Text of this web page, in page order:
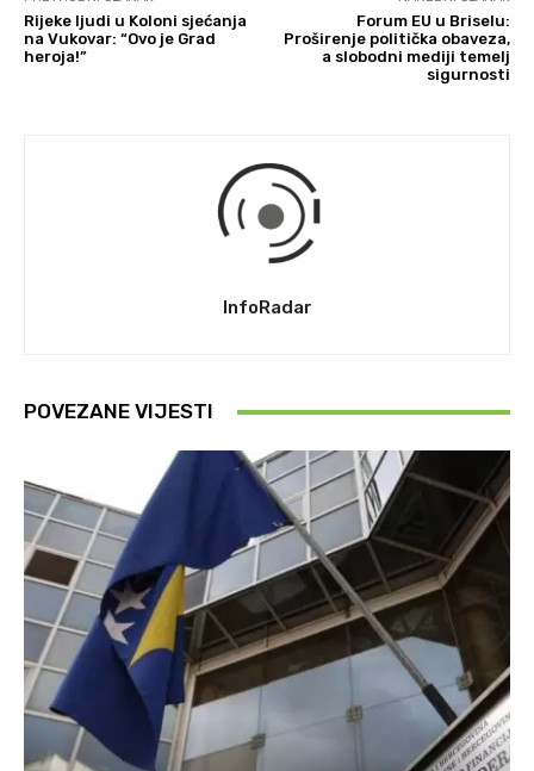
Rijeke ljudi u Koloni sjećanja
na Vukovar: “Ovo je Grad
heroja!”
Forum EU u Briselu:
Proširenje politička obaveza,
a slobodni mediji temelj
sigurnosti
InfoRadar
POVEZANE VIJESTI